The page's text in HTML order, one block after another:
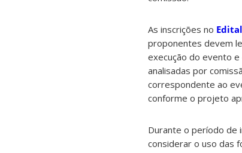
As inscrições no
proponentes devem
execução do evento
analisadas por
correspondente ao
conforme o projeto
Durante o período de
considerar o uso das